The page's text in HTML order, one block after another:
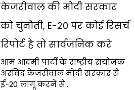
केजरीवाल की मोदी सरकार
को चुनौती, E-20 पर कोई रिसर्च
रिपोर्ट है तो सार्वजनिक करे
आम आदमी पार्टी के राष्ट्रीय संयोजक
अरविंद केजरीवाल मोदी सरकार से
ई-20 लागू करने से…